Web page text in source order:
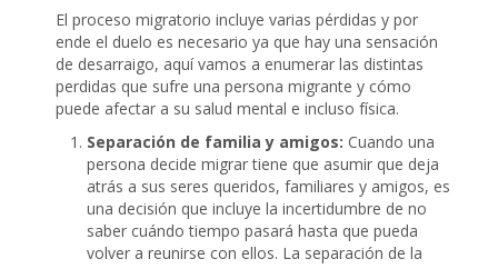
El proceso migratorio incluye varias pérdidas y por
ende el duelo es necesario ya que hay una sensación
de desarraigo, aquí vamos a enumerar las distintas
perdidas que sufre una persona migrante y cómo
puede afectar a su salud mental e incluso física.
Separación de familia y amigos: Cuando una
persona decide migrar tiene que asumir que deja
atrás a sus seres queridos, familiares y amigos, es
una decisión que incluye la incertidumbre de no
saber cuándo tiempo pasará hasta que pueda
volver a reunirse con ellos. La separación de la